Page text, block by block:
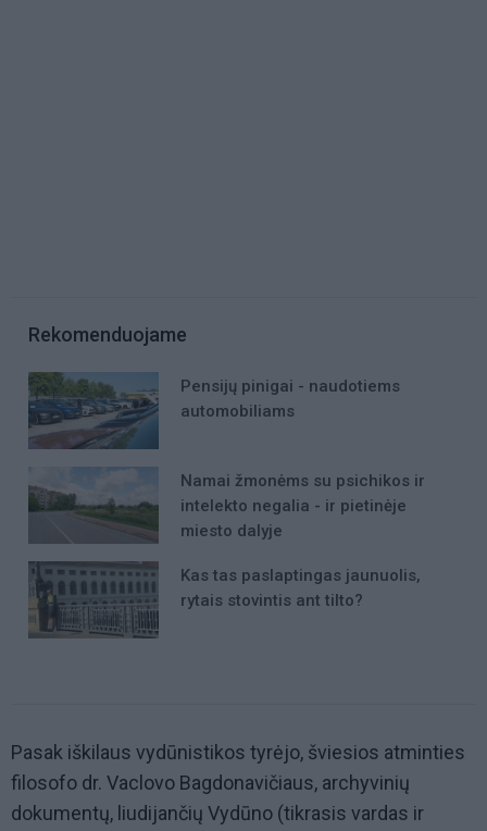
Rekomenduojame
Pensijų pinigai - naudotiems
automobiliams
Namai žmonėms su psichikos ir
intelekto negalia - ir pietinėje
miesto dalyje
Kas tas paslaptingas jaunuolis,
rytais stovintis ant tilto?
Pasak iškilaus vydūnistikos tyrėjo, šviesios atminties
filosofo dr. Vaclovo Bagdonavičiaus, archyvinių
dokumentų, liudijančių Vydūno (tikrasis vardas ir